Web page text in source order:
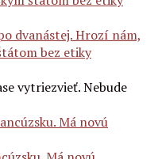
dvanástej. Hrozí nám,
bez etiky
vytriezvieť. Nebude